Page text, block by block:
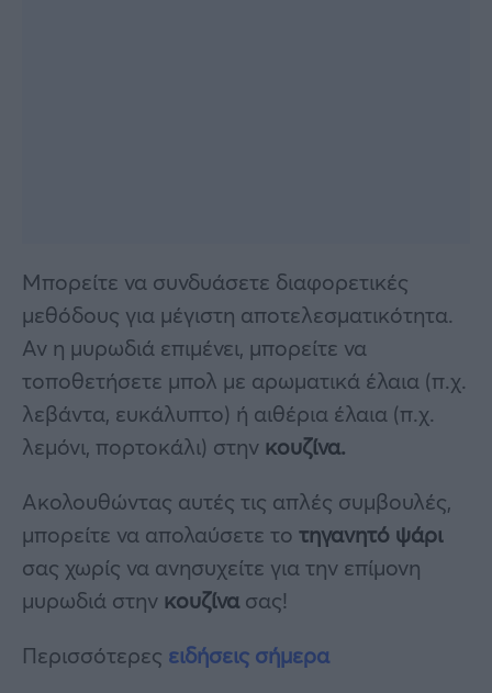
Μπορείτε να συνδυάσετε διαφορετικές
μεθόδους για μέγιστη αποτελεσματικότητα.
Αν η μυρωδιά επιμένει, μπορείτε να
τοποθετήσετε μπολ με αρωματικά έλαια (π.χ.
λεβάντα, ευκάλυπτο) ή αιθέρια έλαια (π.χ.
λεμόνι, πορτοκάλι) στην κουζίνα.
Ακολουθώντας αυτές τις απλές συμβουλές,
μπορείτε να απολαύσετε το τηγανητό ψάρι
σας χωρίς να ανησυχείτε για την επίμονη
μυρωδιά στην κουζίνασας!
Περισσότερες ειδήσεις σήμερα